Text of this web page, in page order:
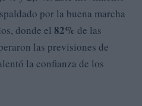
por la buena marcha
donde el 82% de las
las previsiones de
la confianza de los